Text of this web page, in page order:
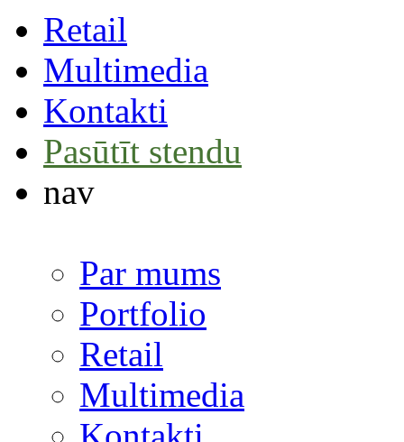
Retail
Multimedia
Kontakti
Pasūtīt stendu
nav
Par mums
Portfolio
Retail
Multimedia